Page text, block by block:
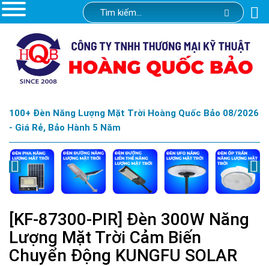
100+ Đèn Năng Lượng Mặt Trời Hoàng Quốc Bảo 08/2026
- Giá Rẻ, Bảo Hành 5 Năm
[KF-87300-PIR] Đèn 300W Năng
Lượng Mặt Trời Cảm Biến
Chuyển Động KUNGFU SOLAR